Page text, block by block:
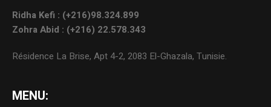
Ridha Kefi : (+216)98.324.899
Zohra Abid : (+216) 22.578.343
Résidence La Brise, Apt 4-2, 2083 El-Ghazala, Tunisie.
MENU: